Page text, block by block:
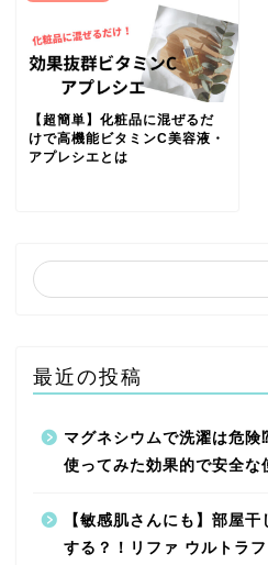
【超簡単】化粧品に混ぜるだ
けで高機能ビタミンC美容液・
アプレシエとは
最近の投稿
マグネシウムで洗濯は危険
使ってみた効果的で安全な
【敏感肌さんにも】部屋
する？！リファ ウルトラ